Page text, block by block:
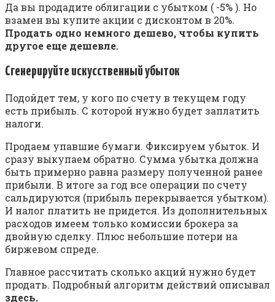
Да вы продадите облигации с убытком ( -5% ). Но
взамен вы купите акции с дисконтом в 20%.
Продать одно немного дешево, чтобы купить
другое еще дешевле.
Сгенерируйте искусственный убыток
Подойдет тем, у кого по счету в текущем году
есть прибыль. С которой нужно будет заплатить
налоги.
Продаем упавшие бумаги. Фиксируем убыток. И
сразу выкупаем обратно. Сумма убытка должна
быть примерно равна размеру полученной ранее
прибыли. В итоге за год все операции по счету
сальдируются (прибыль перекрывается убытком).
И налог платить не придется. Из дополнительных
расходов имеем только комиссии брокера за
двойную сделку. Плюс небольшие потери на
биржевом спреде.
Главное рассчитать сколько акций нужно будет
продать. Подробный алгоритм действий описывал
здесь.